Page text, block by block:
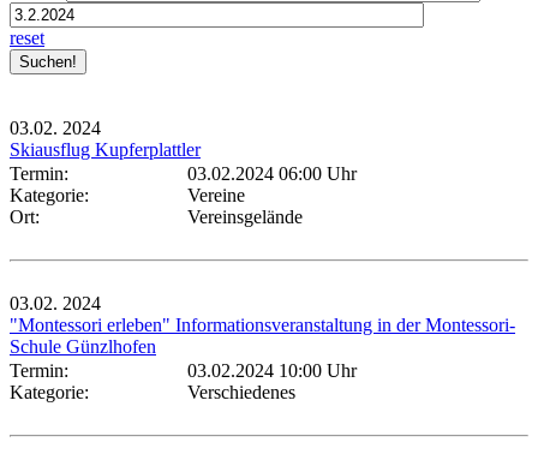
reset
03.02. 2024
Skiausflug Kupferplattler
Termin:
03.02.2024 06:00 Uhr
Kategorie:
Vereine
Ort:
Vereinsgelände
03.02. 2024
"Montessori erleben" Informationsveranstaltung in der Montessori-
Schule Günzlhofen
Termin:
03.02.2024 10:00 Uhr
Kategorie:
Verschiedenes